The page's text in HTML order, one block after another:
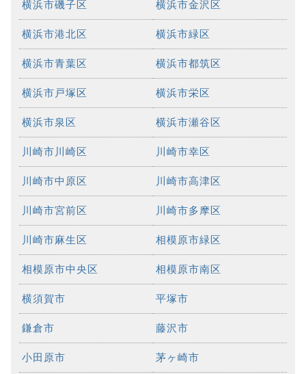
横浜市磯子区 横浜市金沢区
横浜市港北区 横浜市緑区
横浜市青葉区 横浜市都筑区
横浜市戸塚区 横浜市栄区
横浜市泉区 横浜市瀬谷区
川崎市川崎区 川崎市幸区
川崎市中原区 川崎市高津区
川崎市宮前区 川崎市多摩区
川崎市麻生区 相模原市緑区
相模原市中央区 相模原市南区
横須賀市 平塚市
鎌倉市 藤沢市
小田原市 茅ヶ崎市